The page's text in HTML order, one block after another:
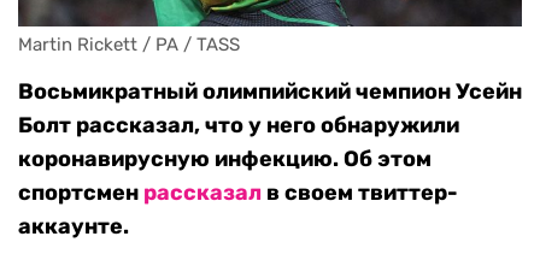
Martin Rickett / PA / TASS
Восьмикратный олимпийский чемпион Усейн
Болт рассказал, что у него обнаружили
коронавирусную инфекцию. Об этом
спортсмен рассказал в своем твиттер-
аккаунте.